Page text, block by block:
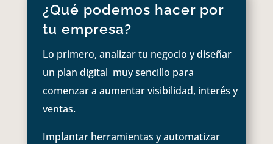
¿Qué podemos hacer por
tu empresa?
Lo primero, analizar tu negocio y diseñar
un plan digital muy sencillo para
comenzar a aumentar visibilidad, interés y
ventas.
Implantar herramientas y automatizar